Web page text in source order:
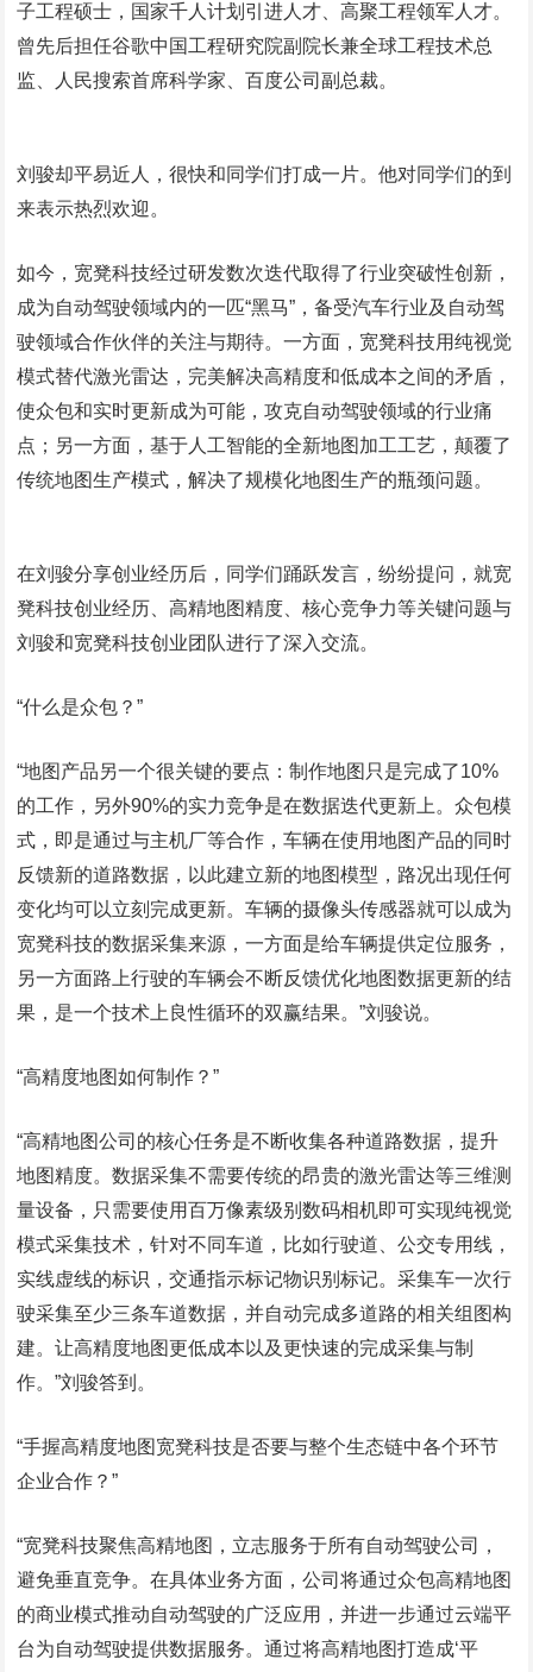
子工程硕士，国家千人计划引进人才、高聚工程领军人才。
曾先后担任谷歌中国工程研究院副院长兼全球工程技术总
监、人民搜索首席科学家、百度公司副总裁。
刘骏却平易近人，很快和同学们打成一片。他对同学们的到
来表示热烈欢迎。
如今，宽凳科技经过研发数次迭代取得了行业突破性创新，
成为自动驾驶领域内的一匹“黑马”，备受汽车行业及自动驾
驶领域合作伙伴的关注与期待。一方面，宽凳科技用纯视觉
模式替代激光雷达，完美解决高精度和低成本之间的矛盾，
使众包和实时更新成为可能，攻克自动驾驶领域的行业痛
点；另一方面，基于人工智能的全新地图加工工艺，颠覆了
传统地图生产模式，解决了规模化地图生产的瓶颈问题。
在刘骏分享创业经历后，同学们踊跃发言，纷纷提问，就宽
凳科技创业经历、高精地图精度、核心竞争力等关键问题与
刘骏和宽凳科技创业团队进行了深入交流。
“什么是众包？”
“地图产品另一个很关键的要点：制作地图只是完成了10%
的工作，另外90%的实力竞争是在数据迭代更新上。众包模
式，即是通过与主机厂等合作，车辆在使用地图产品的同时
反馈新的道路数据，以此建立新的地图模型，路况出现任何
变化均可以立刻完成更新。车辆的摄像头传感器就可以成为
宽凳科技的数据采集来源，一方面是给车辆提供定位服务，
另一方面路上行驶的车辆会不断反馈优化地图数据更新的结
果，是一个技术上良性循环的双赢结果。”刘骏说。
“高精度地图如何制作？”
“高精地图公司的核心任务是不断收集各种道路数据，提升
地图精度。数据采集不需要传统的昂贵的激光雷达等三维测
量设备，只需要使用百万像素级别数码相机即可实现纯视觉
模式采集技术，针对不同车道，比如行驶道、公交专用线，
实线虚线的标识，交通指示标记物识别标记。采集车一次行
驶采集至少三条车道数据，并自动完成多道路的相关组图构
建。让高精度地图更低成本以及更快速的完成采集与制
作。”刘骏答到。
“手握高精度地图宽凳科技是否要与整个生态链中各个环节
企业合作？”
“宽凳科技聚焦高精地图，立志服务于所有自动驾驶公司，
避免垂直竞争。在具体业务方面，公司将通过众包高精地图
的商业模式推动自动驾驶的广泛应用，并进一步通过云端平
台为自动驾驶提供数据服务。通过将高精地图打造成‘平